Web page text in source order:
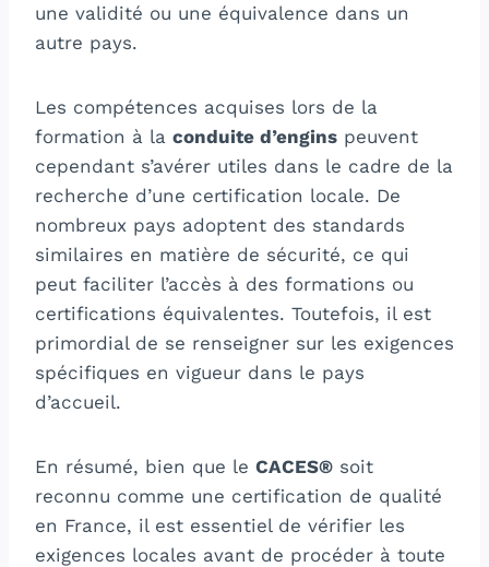
une validité ou une équivalence dans un
autre pays.
Les compétences acquises lors de la
formation à la conduite d’engins peuvent
cependant s’avérer utiles dans le cadre de la
recherche d’une certification locale. De
nombreux pays adoptent des standards
similaires en matière de sécurité, ce qui
peut faciliter l’accès à des formations ou
certifications équivalentes. Toutefois, il est
primordial de se renseigner sur les exigences
spécifiques en vigueur dans le pays
d’accueil.
En résumé, bien que le CACES® soit
reconnu comme une certification de qualité
en France, il est essentiel de vérifier les
exigences locales avant de procéder à toute